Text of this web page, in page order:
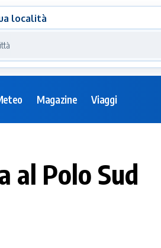
località
Magazine Viaggi
al Polo Sud